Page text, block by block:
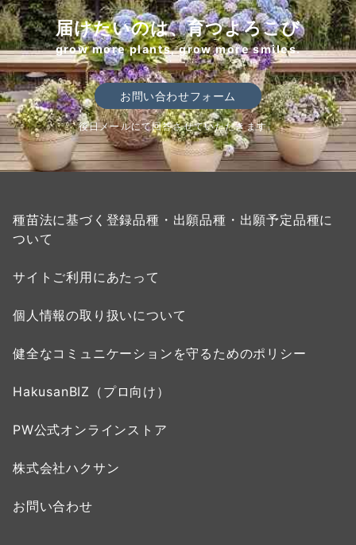
届けたいのは、育つよろこび
grow more plants, grow more smiles.
お問い合わせフォーム
後日メールにて回答させていただきます。
種苗法に基づく登録品種・出願品種・出願予定品種に
ついて
サイトご利用にあたって
個人情報の取り扱いについて
健全なコミュニケーションを守るためのポリシー
HakusanBIZ（プロ向け）
PW公式オンラインストア
株式会社ハクサン
お問い合わせ